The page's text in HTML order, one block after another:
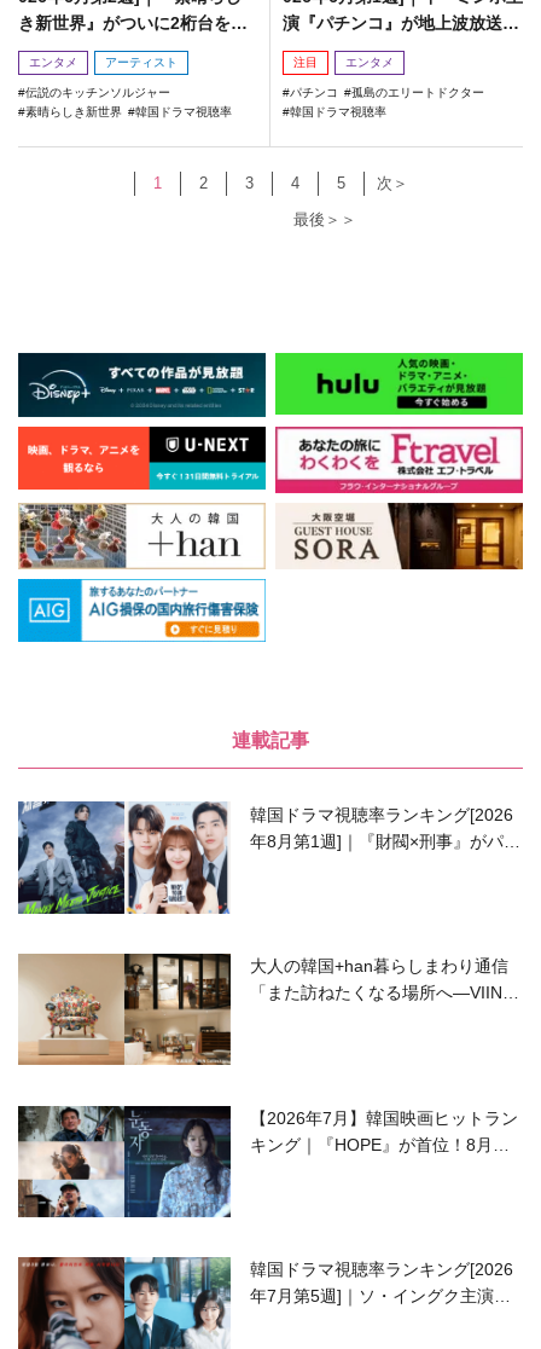
き新世界』がついに2桁台を突
破！
エンタメ アーティスト
伝説のキッチンソルジャー
素晴らしき新世界
韓国ドラマ視聴率
演『パチンコ』が地上波放送で
好スタート
注目 エンタメ
パチンコ
孤島のエリートドクター
韓国ドラマ視聴率
1 2 3 4 5
次＞
最後＞＞
連載記事
韓国ドラマ視聴率ランキング[2026
年8月第1週]｜『財閥×刑事』がパワ
大人の韓国+han暮らしまわり通信
「また訪ねたくなる場所へ―VIIN C
【2026年7月】韓国映画ヒットラン
キング｜『HOPE』が首位！8月公
韓国ドラマ視聴率ランキング[2026
年7月第5週]｜ソ・イングク主演の